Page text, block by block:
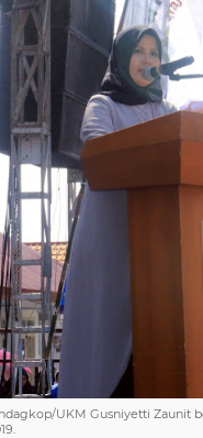
UKM Gusniyetti Zaunit